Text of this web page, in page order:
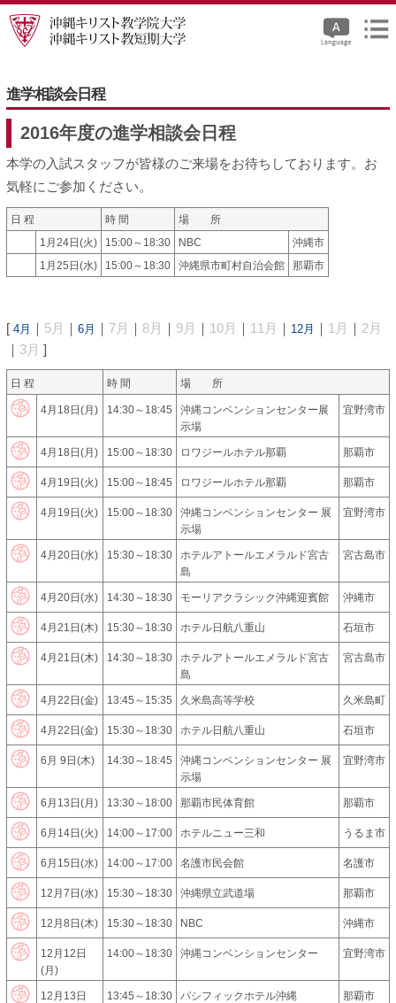
進学相談会日程
2016年度の進学相談会日程
本学の入試スタッフが皆様のご来場をお待ちしております。お
気軽にご参加ください。
日 程 時 間
場 所
1月24日(火)
15:00～18:30 NBC
沖縄市
1月25日(水)
15:00～18:30 沖縄県市町村自治会館 那覇市
[ 4月 ｜ 5月 ｜ 6月 ｜ 7月 ｜ 8月 ｜ 9月 ｜ 10月 ｜ 11月 ｜ 12月 ｜ 1月 ｜ 2月
｜ 3月 ]
日 程 時 間 場 所
4月18日(月) 14:30～18:45
沖縄コンベンションセンター展
示場
宜野湾市
4月18日(月) 15:00～18:30 ロワジールホテル那覇 那覇市
4月19日(火) 15:00～18:45 ロワジールホテル那覇 那覇市
4月19日(火) 15:00～18:30
沖縄コンベンションセンター 展
示場
宜野湾市
4月20日(水) 15:30～18:30
ホテルアトールエメラルド宮古
島
宮古島市
4月20日(水) 14:30～18:30 モーリアクラシック沖縄迎賓館 沖縄市
4月21日(木) 15:30～18:30 ホテル日航八重山 石垣市
4月21日(木) 14:30～18:30
ホテルアトールエメラルド宮古
島
宮古島市
4月22日(金) 13:45～15:35 久米島高等学校 久米島町
4月22日(金) 15:30～18:30 ホテル日航八重山 石垣市
6月 9日(木) 14:30～18:45
沖縄コンベンションセンター 展
示場
宜野湾市
6月13日(月) 13:30～18:00 那覇市民体育館 那覇市
6月14日(火) 14:00～17:00 ホテルニュー三和 うるま市
6月15日(水) 14:00～17:00 名護市民会館 名護市
12月7日(水) 15:30～18:30 沖縄県立武道場 那覇市
12月8日(木) 15:30～18:30 NBC 沖縄市
12月12日
(月)
14:00～18:30 沖縄コンベンションセンター 宜野湾市
12月13日
13:45～18:30 パシフィックホテル沖縄 那覇市